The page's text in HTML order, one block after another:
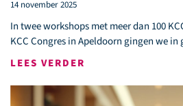
14 november 2025
In twee workshops met meer dan 100
KCC Congres in Apeldoorn gingen we in
LEES VERDER